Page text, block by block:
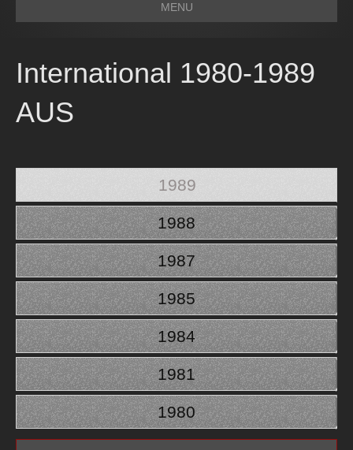
MENU
International 1980-1989
AUS
1989
1988
1987
1985
1984
1981
1980